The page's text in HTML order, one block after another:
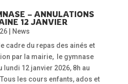
– ANNULATIONS
12 JANVIER
|
News
cadre du repas des ainés et
par la mairie, le gymnase
lundi 12 janvier 2026, 8h au
les cours enfants, ados et